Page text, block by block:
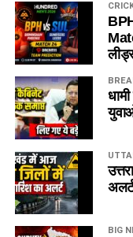
Q4. BPH vs
Captain कौन
उत्तर:Ryan Rickelton
विकल्प हैं।
Q5. BPH vs
कहां देखें?
उत्तर:भारत में इस मुकाबले
रहेगी।
BIG